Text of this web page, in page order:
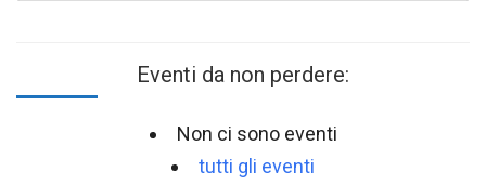
Eventi da non perdere:
Non ci sono eventi
tutti gli eventi